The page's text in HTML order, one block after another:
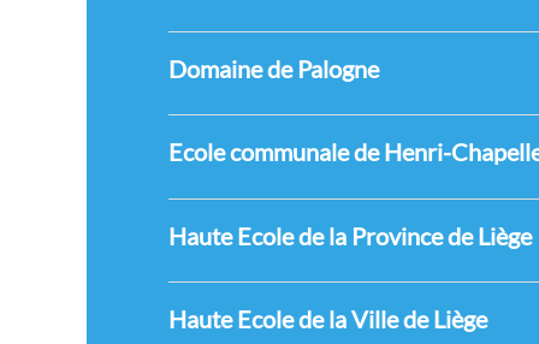
Domaine de Palogne
Ecole communale de Henri-
Haute Ecole de la Province de Liège
Haute Ecole de la Ville de Liège